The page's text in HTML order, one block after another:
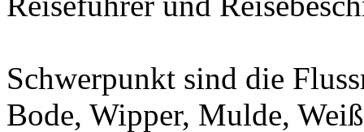
Schwerpunkt sind die
Bode, Wipper, Mulde,